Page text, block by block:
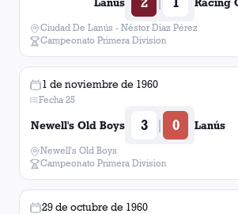
Ciudad De Lanús - Néstor Diaz Pérez
Campeonato Primera Division
1 de noviembre de 1960
Fecha 25
Newell's Old Boys 3 | 0 Lanús
Newell's Old Boys
Campeonato Primera Division
29 de octubre de 1960